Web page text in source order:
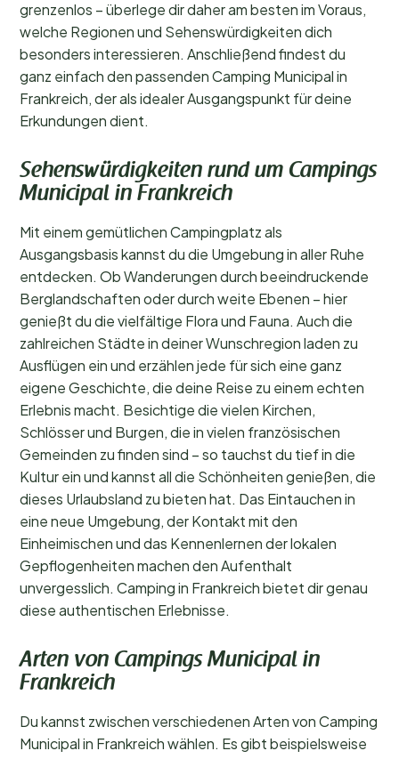
grenzenlos – überlege dir daher am besten im Voraus,
welche Regionen und Sehenswürdigkeiten dich
besonders interessieren. Anschließend findest du
ganz einfach den passenden Camping Municipal in
Frankreich, der als idealer Ausgangspunkt für deine
Erkundungen dient.
Sehenswürdigkeiten rund um Campings
Municipal in Frankreich
Mit einem gemütlichen Campingplatz als
Ausgangsbasis kannst du die Umgebung in aller Ruhe
entdecken. Ob Wanderungen durch beeindruckende
Berglandschaften oder durch weite Ebenen – hier
genießt du die vielfältige Flora und Fauna. Auch die
zahlreichen Städte in deiner Wunschregion laden zu
Ausflügen ein und erzählen jede für sich eine ganz
eigene Geschichte, die deine Reise zu einem echten
Erlebnis macht. Besichtige die vielen Kirchen,
Schlösser und Burgen, die in vielen französischen
Gemeinden zu finden sind – so tauchst du tief in die
Kultur ein und kannst all die Schönheiten genießen, die
dieses Urlaubsland zu bieten hat. Das Eintauchen in
eine neue Umgebung, der Kontakt mit den
Einheimischen und das Kennenlernen der lokalen
Gepflogenheiten machen den Aufenthalt
unvergesslich. Camping in Frankreich bietet dir genau
diese authentischen Erlebnisse.
Arten von Campings Municipal in
Frankreich
Du kannst zwischen verschiedenen Arten von Camping
Municipal in Frankreich wählen. Es gibt beispielsweise